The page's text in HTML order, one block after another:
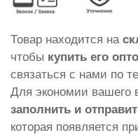
Товар находится на
чтобы купить его
связаться с нами по
Для экономии вашего
заполнить и
которая появляется